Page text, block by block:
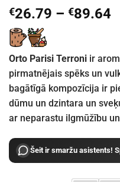
€26.79 – €89.64
Orto Parisi Terroni ir
pirmatnējais spēks un
bagātīgā kompozīcija ir
dūmu un dzintara un
ar neparastu ilgmūžību
Šeit ir smaržu asistents!